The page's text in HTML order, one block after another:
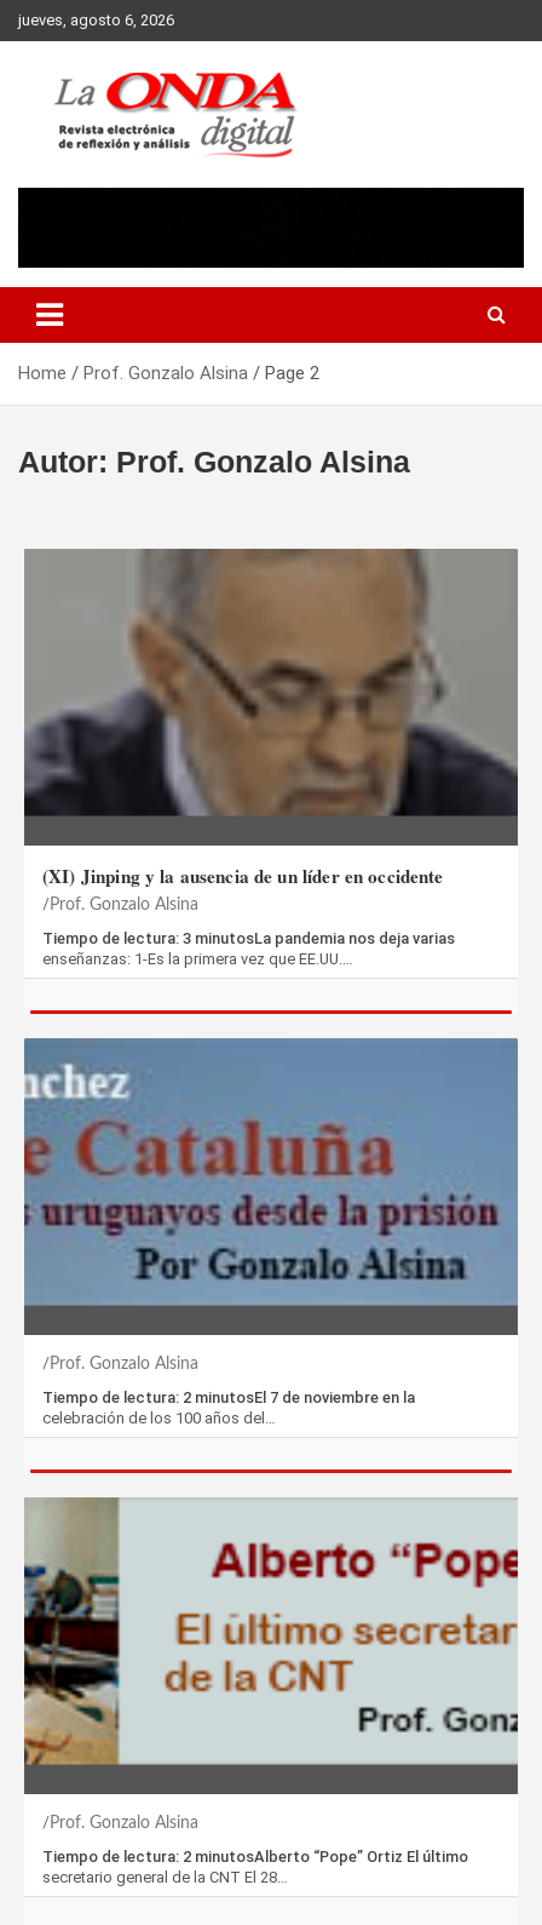
Skip
to
jueves, agosto 6, 2026
Home Prof. Gonzalo Alsina Page 2
Autor: Prof. Gonzalo Alsina
(XI) Jinping y la ausencia de un líder en occidente
Prof. Gonzalo Alsina
Tiempo de lectura: 3 minutosLa pandemia nos deja varias
enseñanzas: 1-Es la primera vez que EE.UU.…
Prof. Gonzalo Alsina
Tiempo de lectura: 2 minutosEl 7 de noviembre en la
celebración de los 100 años del…
Prof. Gonzalo Alsina
Tiempo de lectura: 2 minutosAlberto “Pope” Ortiz El último
secretario general de la CNT El 28…